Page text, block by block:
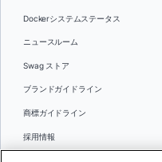
Dockerシステムステータス
ニュースルーム
Swag ストア
ブランドガイドライン
商標ガイドライン
採用情報